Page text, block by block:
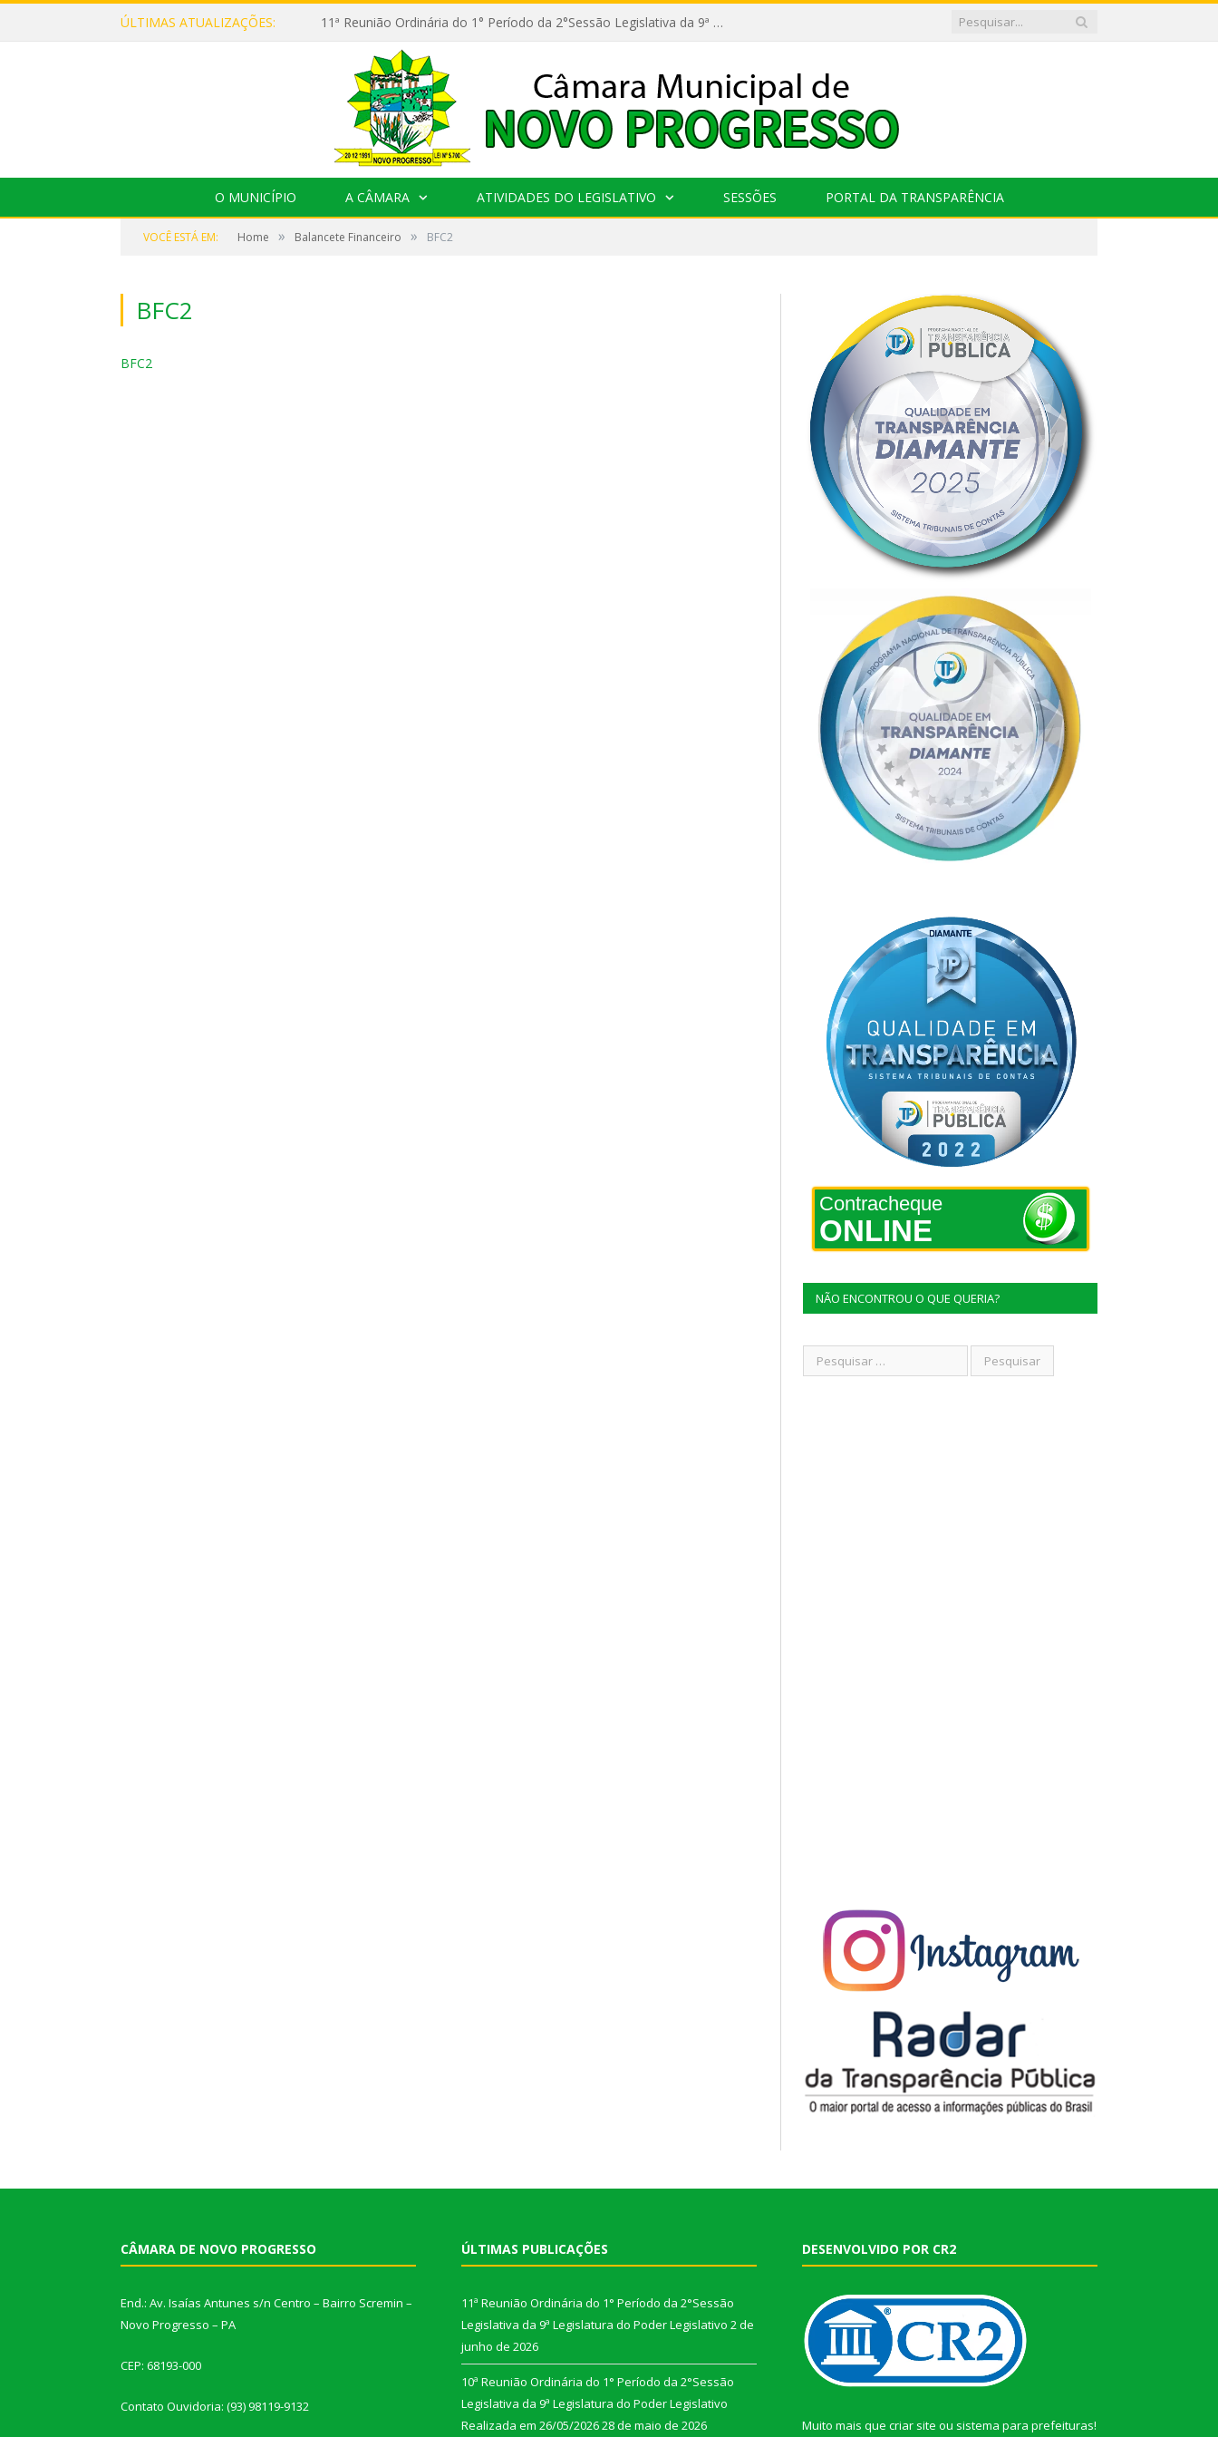
ÚLTIMAS ATUALIZAÇÕES: 11ª Reunião Ordinária do 1° Período da 2°Sessão Legislativa da 9ª Legislatura do Poder Legislativo
O MUNICÍPIO A CÂMARA ATIVIDADES DO LEGISLATIVO SESSÕES PORTAL DA TRANSPARÊNCIA
VOCÊ ESTÁ EM: Home » Balancete Financeiro » BFC2
BFC2
BFC2
Contracheque
ONLINE
NÃO ENCONTROU O QUE QUERIA?
CÂMARA DE NOVO PROGRESSO
End.: Av. Isaías Antunes s/n Centro – Bairro Scremin –
Novo Progresso – PA
CEP: 68193-000
Contato Ouvidoria: (93) 98119-9132
ÚLTIMAS PUBLICAÇÕES
11ª Reunião Ordinária do 1° Período da 2°Sessão
Legislativa da 9ª Legislatura do Poder Legislativo 2 de
junho de 2026
10ª Reunião Ordinária do 1° Período da 2°Sessão
Legislativa da 9ª Legislatura do Poder Legislativo
Realizada em 26/05/202628 de maio de 2026
DESENVOLVIDO POR CR2
Muito mais que criar site ou sistema para prefeituras!